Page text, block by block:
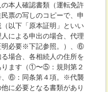
本人確認書類（運転免許
票の写しのコピーで、申
以下「原本証明」といい
による申出の場合、代理
明必要※下記参照。）、⑥
場合、各相続人の住所を
ります（①〜⑤：規則第２
、⑥：同条第４項。※代襲
に必要となる書類があり